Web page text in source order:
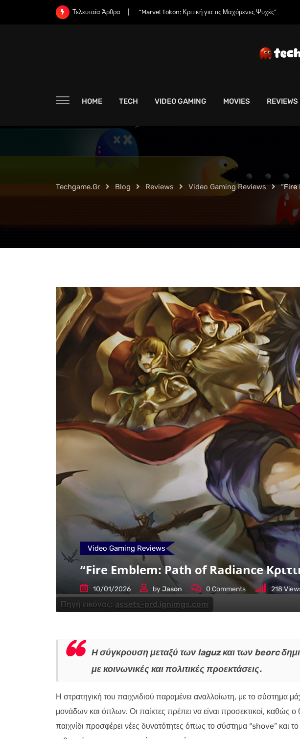
Τελευταία Άρθρα “Εδώ Μπορείτε να Προπαραγγείλετε το Spider-Man:
HOME TECH VIDEO GAMING MOVIES REVIEWS
Techgame.gr Blog Reviews Video Gaming Reviews “Fire
Πηγή εικόνας: assets-prd.ignimgs.com
Video Gaming Reviews
“Fire Emblem: Path of Radiance
10/01/2026 byJason 0 Comments 218
Η σύγκρουση μεταξύ των laguz και των beorc
με κοινωνικές και πολιτικές προεκτάσεις.
Η στρατηγική του παιχνιδιού παραμένει αναλλοίωτη, με το σύστημα
μονάδων και όπλων. Οι παίκτες πρέπει να είναι προσεκτικοί, καθώς ο
παιχνίδι προσφέρει νέες δυνατότητες όπως το σύστημα “shove” και